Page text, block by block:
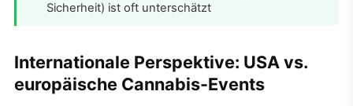
Sicherheit) ist oft unterschätzt
Internationale Perspektive: USA vs.
europäische Cannabis-Events